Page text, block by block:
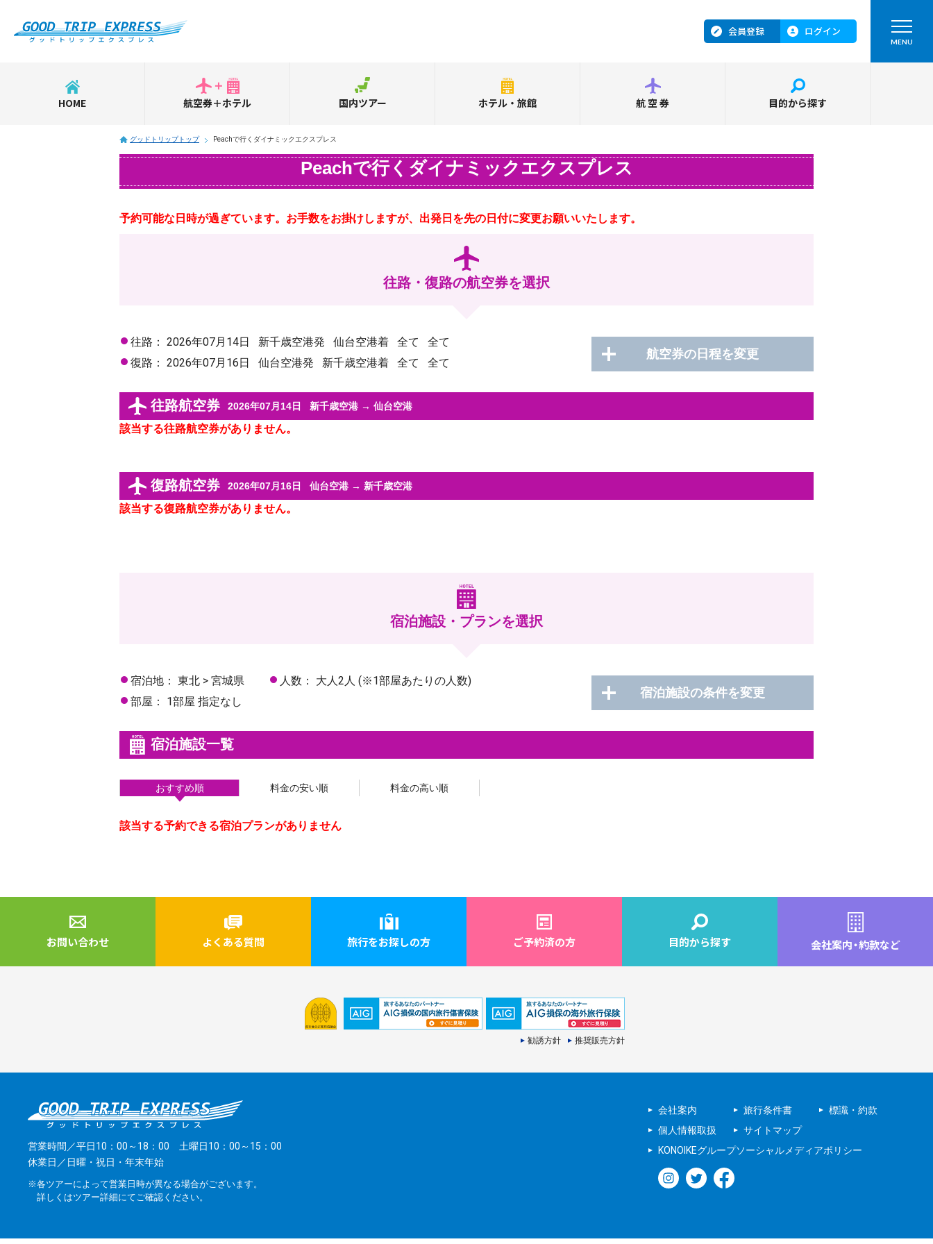
会員登録 ログイン
MENU
HOME 航空券＋ホテル 国内ツアー ホテル・旅館 航空券 目的から探す
グッドトリップトップ Peachで行くダイナミックエクスプレス
Peachで行くダイナミックエクスプレス
予約可能な日時が過ぎています。お手数をお掛けしますが、出発日を先の日付に変更お願いいたします。
往路・復路の航空券を選択
往路： 2026年07月14日 新千歳空港発 仙台空港着 全て
全て
復路： 2026年07月16日 仙台空港発 新千歳空港着 全て 全て
航空券の日程を変更
往路航空券 2026年07月14日 新千歳空港 → 仙台空港
該当する往路航空券がありません。
復路航空券 2026年07月16日 仙台空港 → 新千歳空港
該当する復路航空券がありません。
宿泊施設・プランを選択
宿泊地： 東北 > 宮城県 人数： 大人2人 (※1部屋あたりの人数)
部屋：
1部屋 指定なし
宿泊施設の条件を変更
宿泊施設一覧
おすすめ順 料金の安い順 料金の高い順
該当する予約できる宿泊プランがありません
お問い合わせ よくある質問 旅行をお探しの方 ご予約済の方 目的から探す 会社案内・約款など
勧誘方針 推奨販売方針
営業時間／平日10：00～18：00 土曜日10：00～15：00
休業日／日曜・祝日・年末年始
※各ツアーによって営業日時が異なる場合がございます。
詳しくはツアー詳細にてご確認ください。
会社案内 旅行条件書
標識・約款
個人情報取扱
サイトマップ
KONOIKEグループソーシャルメディアポリシー